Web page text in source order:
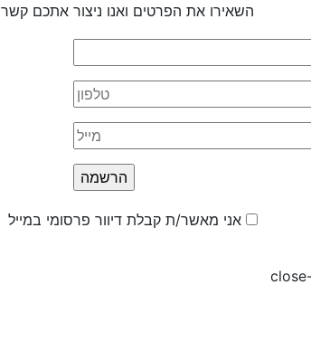
השאירו את הפרטים ואנו ניצור אתכם קשר
אני מאשר/ת קבלת דיוור פרסומי במייל